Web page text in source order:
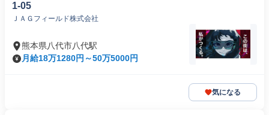
1-05
ＪＡＧフィールド株式会社
熊本県八代市八代駅
月給18万1280円～50万5000円
気になる